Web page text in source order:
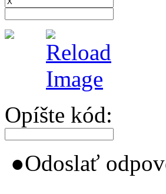
Opíšte kód:
●Odoslať